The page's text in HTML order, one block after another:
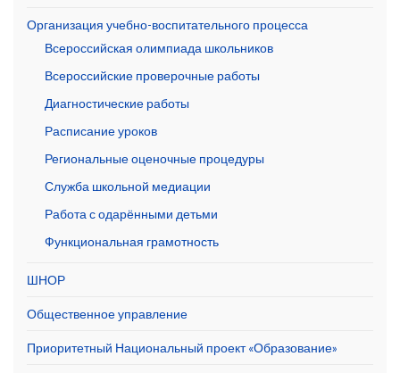
Организация учебно-воспитательного процесса
Всероссийская олимпиада школьников
Всероссийские проверочные работы
Диагностические работы
Расписание уроков
Региональные оценочные процедуры
Служба школьной медиации
Работа с одарёнными детьми
Функциональная грамотность
ШНОР
Общественное управление
Приоритетный Национальный проект «Образование»